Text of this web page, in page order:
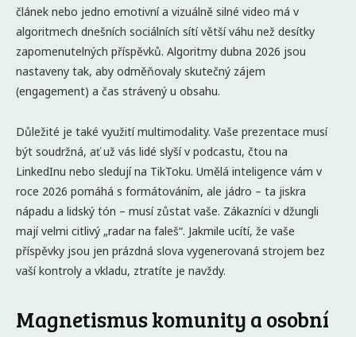
článek nebo jedno emotivní a vizuálně silné video má v
algoritmech dnešních sociálních sítí větší váhu než desítky
zapomenutelných příspěvků. Algoritmy dubna 2026 jsou
nastaveny tak, aby odměňovaly skutečný zájem
(engagement) a čas strávený u obsahu.
Důležité je také využití multimodality. Vaše prezentace musí
být soudržná, ať už vás lidé slyší v podcastu, čtou na
LinkedInu nebo sledují na TikToku. Umělá inteligence vám v
roce 2026 pomáhá s formátováním, ale jádro – ta jiskra
nápadu a lidský tón – musí zůstat vaše. Zákazníci v džungli
mají velmi citlivý „radar na faleš“. Jakmile ucítí, že vaše
příspěvky jsou jen prázdná slova vygenerovaná strojem bez
vaší kontroly a vkladu, ztratíte je navždy.
Magnetismus komunity a osobní